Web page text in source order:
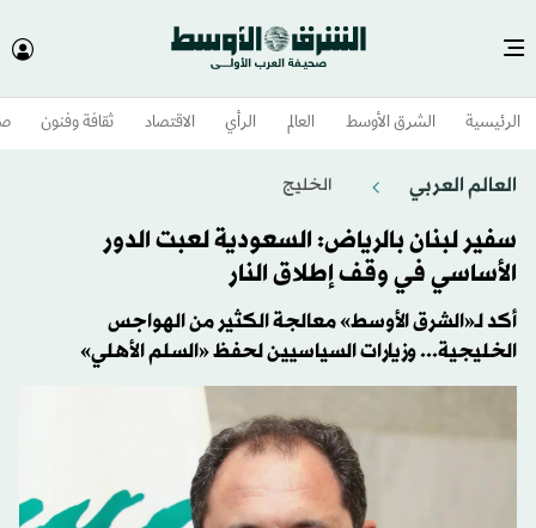
الرئيسية الشرق الأوسط​ العالم الرأي الاقتصاد ثقافة وفنون
العالم العربي الخليج
سفير لبنان بالرياض: السعودية لعبت الدور
الأساسي في وقف إطلاق النار
أكد لـ«الشرق الأوسط» معالجة الكثير من الهواجس
الخليجية... وزيارات السياسيين لحفظ «السلم الأهلي»